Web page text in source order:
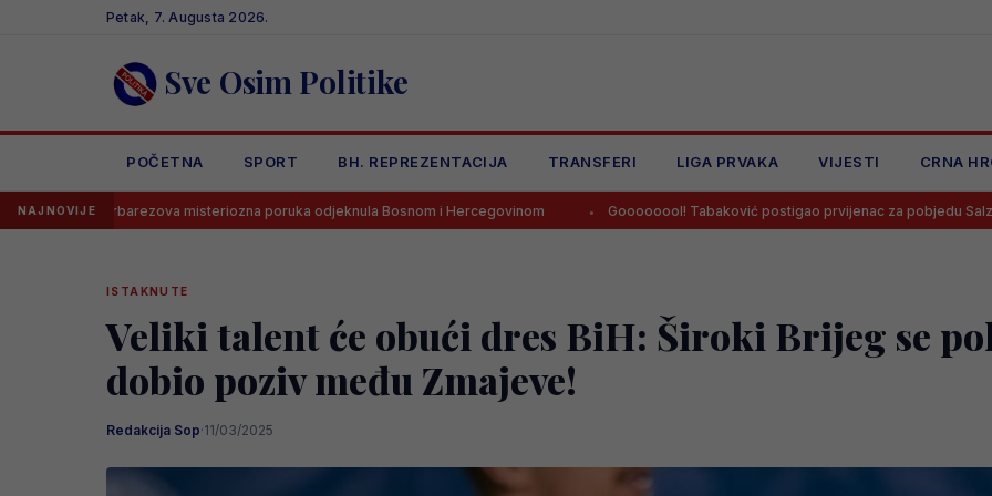
Petak, 7. Augusta 2026.
Sve Osim Politike
POČETNA SPORT BH. REPREZENTACIJA TRANSFERI LIGA PRVAKA VIJESTI CRNA
NAJNOVIJEmisteriozna poruka odjeknula Bosnom i Hercegovinom Goooooool! Tabaković postigao prvijenac za pobjedu Salzburga!
ISTAKNUTE
Veliki talent će obući dres BiH: Široki Brijeg se
dobio poziv među Zmajeve!
Redakcija Sop·11/03/2025